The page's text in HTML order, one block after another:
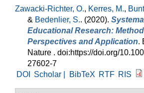
Zawacki-Richter, O., Kerres, M.,
& Bedenlier, S.. (2020).
Educational Research:
Perspectives and Application.
Nature . doi:https://doi.org/
27602-7
DOI
Scholar | BibTeX RTF RIS